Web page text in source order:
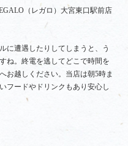
（レガロ）大宮東口駅前店
に遭遇したりしてしまうと、う
ね。終電を逃してどこで時間を
お越しください。当店は朝5時ま
フードやドリンクもあり安心し